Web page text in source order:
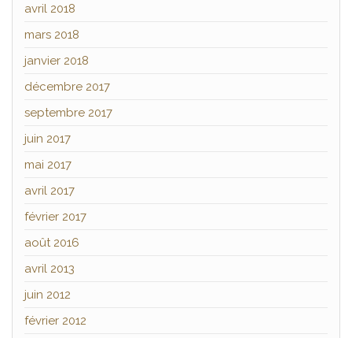
avril 2018
mars 2018
janvier 2018
décembre 2017
septembre 2017
juin 2017
mai 2017
avril 2017
février 2017
août 2016
avril 2013
juin 2012
février 2012